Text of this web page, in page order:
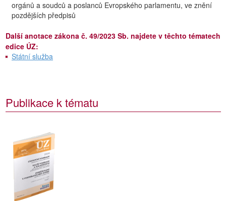
orgánů a soudců a poslanců Evropského parlamentu, ve znění
pozdějších předpisů
Další anotace zákona č. 49/2023 Sb. najdete v těchto tématech
edice ÚZ:
Státní služba
Publikace k tématu